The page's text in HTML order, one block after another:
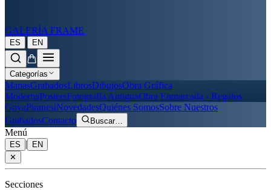
GALERÍA FRAME
ES | EN
Categorías
MapasGrabadosLibrosDibujosObra Gráfica
ModernaPostersFotografía AntiguaObra Enmarcada - Regalos
GoyaPiranesiNovedadesQuiénes SomosSobre Nuestros
GrabadosContacto Buscar…
Menú
ES |
EN
✕
Secciones